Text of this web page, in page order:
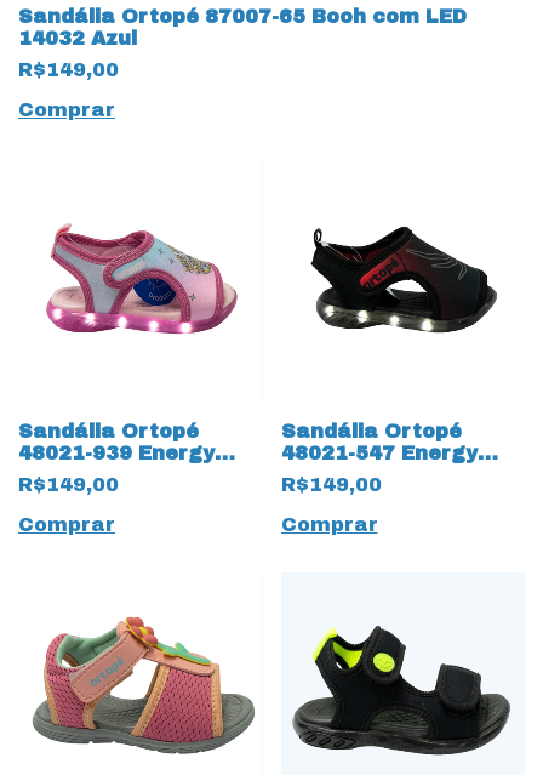
Sandália Ortopé 87007-65 Booh com LED
14032 Azul
R$149,00
Comprar
Sandália Ortopé
48021-939 Energy
Light com LED 14036
Rosa
R$149,00
Comprar
Sandália Ortopé
48021-547 Energy
Spider com LED 14031
R$149,00
Comprar